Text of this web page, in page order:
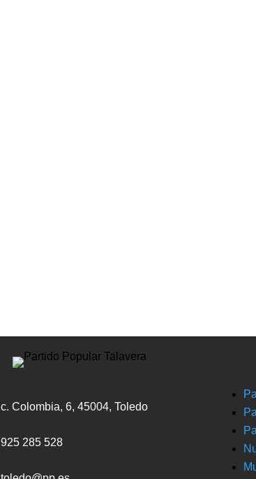
c. Colombia, 6, 45004, Toledo
925 285 528